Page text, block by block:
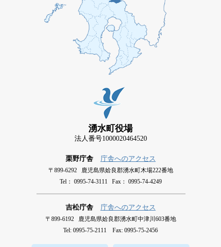
湧水町役場
法人番号1000020464520
栗野庁舎 庁舎へのアクセス
〒899-6292 鹿児島県姶良郡湧水町木場222番地
Tel： 0995-74-3111 Fax： 0995-74-4249
吉松庁舎 庁舎へのアクセス
〒899-6192 鹿児島県姶良郡湧水町中津川603番地
Tel: 0995-75-2111 Fax: 0995-75-2456